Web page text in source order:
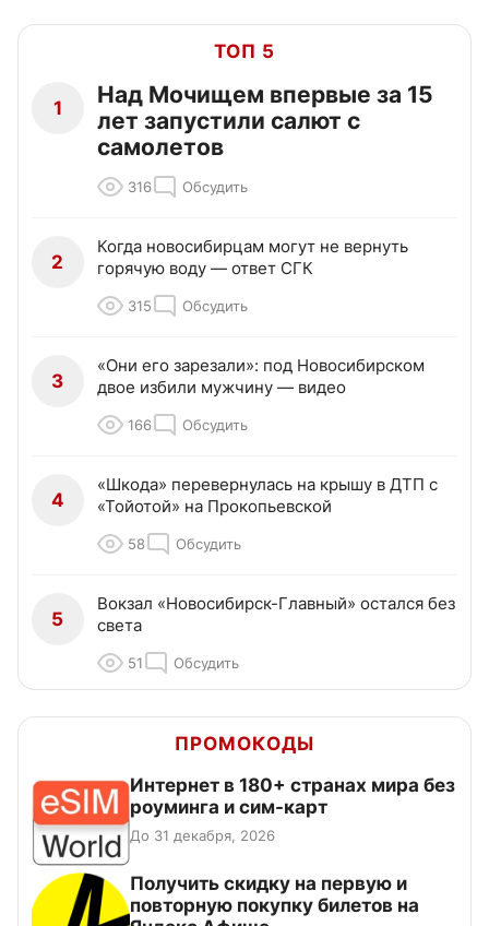
ТОП 5
1
Над Мочищем впервые за 15
лет запустили салют с
самолетов
316 Обсудить
2
Когда новосибирцам могут не вернуть
горячую воду — ответ СГК
315 Обсудить
3
«Они его зарезали»: под Новосибирском
двое избили мужчину — видео
166 Обсудить
4
«Шкода» перевернулась на крышу в ДТП с
«Тойотой» на Прокопьевской
58 Обсудить
5
Вокзал «Новосибирск-Главный» остался без
света
51 Обсудить
ПРОМОКОДЫ
Интернет в 180+ странах мира без
роуминга и сим-карт
До 31 декабря, 2026
Получить скидку на первую и
повторную покупку билетов на